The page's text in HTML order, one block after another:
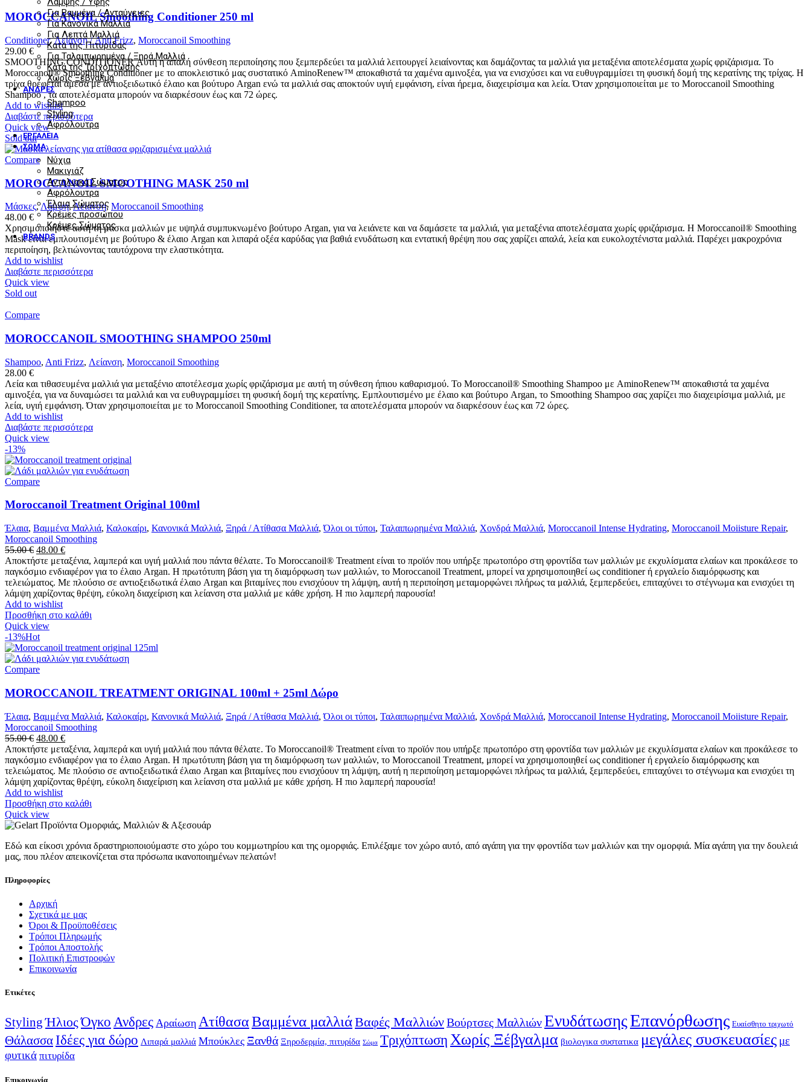
Για Βαμμένα / Ανταύγειες
Για Κανονικά Μαλλιά
Για Λεπτά Μαλλιά
Κατά της Πιτυρίδας
Για Ταλαιπωρημένα / Ξηρά Μαλλιά
Κατά της Τριχόπτωσης
Χωρίς Ξέβγαλμα
ΆΝΔΡΕΣ
Shampoo
Styling
Αφρόλουτρα
ΕΡΓΑΛΕΊΑ
ΣΏΜΑ
Νύχια
Μακιγιάζ
Αντηλιακά Σώματος
Αφρόλουτρα
Έλαια Σώματος
Κρέμες προσώπου
Κρέμες Σώματος
BRANDS
MOROCCANOIL Smoothing Conditioner 250 ml
Conditioner,Λείανση / Anti Frizz, Moroccanoil Smoothing
29.00 €
SMOOTHING CONDITIONER Αυτή η απαλή σύνθεση περιποίησης που ξεμπερδεύει τα μαλλιά λειτουργεί λειαίνοντας και δαμάζοντας τα μαλλιά για μεταξένια αποτελέσματα χωρίς φριζάρισμα. To
Moroccanoil® Smoothing Conditioner με το αποκλειστικό μας συστατικό AminoRenew™ αποκαθιστά τα χαμένα αμινοξέα, για να ενισχύσει και να ευθυγραμμίσει τη φυσική δομή της κερατίνης της τρίχας. Η
τρίχα θρέφεται άμεσα με αντιοξειδωτικό έλαιο και βούτυρο Argan ενώ τα μαλλιά σας αποκτούν υγιή εμφάνιση, είναι ήρεμα, διαχειρίσιμα και λεία. Όταν χρησιμοποιείται με το Moroccanoil Smoothing
Shampoo , τα αποτελέσματα μπορούν να διαρκέσουν έως και 72 ώρες.
Add to wishlist
Διαβάστε περισσότερα
Quick view
Sold out
Compare
MOROCCANOIL SMOOTHING MASK 250 ml
Μάσκες,Λάμψη,Λείανση,Moroccanoil Smoothing
48.00 €
Χρησιμοποιήστε αυτή τη μάσκα μαλλιών με υψηλά συμπυκνωμένο βούτυρο Argan, για να λειάνετε και να δαμάσετε τα μαλλιά, για μεταξένια αποτελέσματα χωρίς φριζάρισμα. Η Moroccanoil® Smoothing
Mask είναι εμπλουτισμένη με βούτυρο & έλαιο Argan και λιπαρά οξέα καρύδας για βαθιά ενυδάτωση και εντατική θρέψη που σας χαρίζει απαλά, λεία και ευκολοχτένιστα μαλλιά. Παρέχει μακροχρόνια
περιποίηση, βελτιώνοντας ταυτόχρονα την ελαστικότητα.
Add to wishlist
Διαβάστε περισσότερα
Quick view
Sold out
Compare
MOROCCANOIL SMOOTHING SHAMPOO 250ml
Shampoo, Anti Frizz, Λείανση, Moroccanoil Smoothing
28.00 €
Λεία και τιθασευμένα μαλλιά για μεταξένιο αποτέλεσμα χωρίς φριζάρισμα με αυτή τη σύνθεση ήπιου καθαρισμού. Το Moroccanoil® Smoothing Shampoo με AminoRenew™ αποκαθιστά τα χαμένα
αμινοξέα, για να δυναμώσει τα μαλλιά και να ευθυγραμμίσει τη φυσική δομή της κερατίνης. Εμπλουτισμένο με έλαιο και βούτυρο Argan, το Smoothing Shampoo σας χαρίζει πιο διαχειρίσιμα μαλλιά, με
λεία, υγιή εμφάνιση. Όταν χρησιμοποιείται με τo Moroccanoil Smoothing Conditioner, τα αποτελέσματα μπορούν να διαρκέσουν έως και 72 ώρες.
Add to wishlist
Διαβάστε περισσότερα
Quick view
-13%
Compare
Moroccanoil Treatment Original 100ml
Έλαια, Βαμμένα Μαλλιά, Καλοκαίρι, Κανονικά Μαλλιά, Ξηρά / Ατίθασα Μαλλιά,Όλοι οι τύποι, Ταλαιπωρημένα Μαλλιά, Χονδρά Μαλλιά, Moroccanoil Intense Hydrating, Moroccanoil Moiisture Repair,
Moroccanoil Smoothing
55.00€ Original
price
was:
55.00 €.
48.00 €Η
τρέχουσα
τιμή
είναι:
48.00 €.
Αποκτήστε μεταξένια, λαμπερά και υγιή μαλλιά που πάντα θέλατε. To Moroccanoil® Treatment είναι το προϊόν που υπήρξε πρωτοπόρο στη φροντίδα των μαλλιών με εκχυλίσματα ελαίων και προκάλεσε το
παγκόσμιο ενδιαφέρον για το έλαιο Argan. Η πρωτότυπη βάση για τη διαμόρφωση των μαλλιών, το Moroccanoil Τreatment, μπορεί να χρησιμοποιηθεί ως conditioner ή εργαλείο διαμόρφωσης και
τελειώματος. Με πλούσιο σε αντιοξειδωτικά έλαιο Argan και βιταμίνες που ενισχύουν τη λάμψη, αυτή η περιποίηση μεταμορφώνει πλήρως τα μαλλιά, ξεμπερδεύει, επιταχύνει το στέγνωμα και ενισχύει τη
λάμψη χαρίζοντας θρέψη, εύκολη διαχείριση και λείανση στα μαλλιά με κάθε χρήση. Η πιο λαμπερή παρουσία!
Add to wishlist
Προσθήκη στο καλάθι
Quick view
-13%Hot
Compare
MOROCCANOIL TREATMENT ORIGINAL 100ml + 25ml Δώρο
Έλαια, Βαμμένα Μαλλιά, Καλοκαίρι, Κανονικά Μαλλιά, Ξηρά / Ατίθασα Μαλλιά,Όλοι οι τύποι, Ταλαιπωρημένα Μαλλιά, Χονδρά Μαλλιά, Moroccanoil Intense Hydrating, Moroccanoil Moiisture Repair,
Moroccanoil Smoothing
55.00€ Original
price
was:
55.00 €.
48.00 €Η
τρέχουσα
τιμή
είναι:
48.00 €.
Αποκτήστε μεταξένια, λαμπερά και υγιή μαλλιά που πάντα θέλατε. To Moroccanoil® Treatment είναι το προϊόν που υπήρξε πρωτοπόρο στη φροντίδα των μαλλιών με εκχυλίσματα ελαίων και προκάλεσε το
παγκόσμιο ενδιαφέρον για το έλαιο Argan. Η πρωτότυπη βάση για τη διαμόρφωση των μαλλιών, το Moroccanoil Τreatment, μπορεί να χρησιμοποιηθεί ως conditioner ή εργαλείο διαμόρφωσης και
τελειώματος. Με πλούσιο σε αντιοξειδωτικά έλαιο Argan και βιταμίνες που ενισχύουν τη λάμψη, αυτή η περιποίηση μεταμορφώνει πλήρως τα μαλλιά, ξεμπερδεύει, επιταχύνει το στέγνωμα και ενισχύει τη
λάμψη χαρίζοντας θρέψη, εύκολη διαχείριση και λείανση στα μαλλιά με κάθε χρήση. Η πιο λαμπερή παρουσία!
Add to wishlist
Προσθήκη στο καλάθι
Quick view
Εδώ και είκοσι χρόνια δραστηριοποιούμαστε στο χώρο του κομμωτηρίου και της ομορφιάς. Επιλέξαμε τον χώρο αυτό, από αγάπη για την φροντίδα των μαλλιών και την ομορφιά. Μία αγάπη για την δουλειά
μας, που πλέον απεικονίζεται στα πρόσωπα ικανοποιημένων πελατών!
Πληροφορίες
Αρχική
Σχετικά με μας
Όροι & Προϋποθέσεις
Τρόποι Πληρωμής
Τρόποι Αποστολής
Πολιτική Επιστροφών
Επικοινωνία
Ετικέτες
Styling Ήλιος ΌγκοΑνδρες Αραίωση ΑτίθασαΒαμμένα μαλλιάΒαφές ΜαλλιώνΒούρτσες ΜαλλιώνΕνυδάτωσηςΕπανόρθωσης Ευαίσθητο τριχωτό
ΘάλασσαΙδέες για δώρο Λιπαρά μαλλιά Μπούκλες Ξανθά Ξηροδερμία, πιτυρίδα Σώμα ΤριχόπτωσηΧωρίς Ξέβγαλμα βιολογικα συστατικα μεγάλες συσκευασίες με
φυτικά πιτυρίδα
Επικοινωνία